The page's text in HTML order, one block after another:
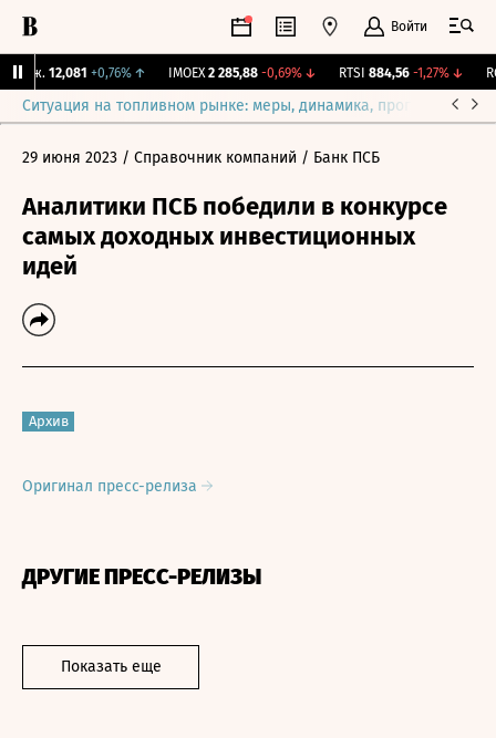
Войти
12,081 +0,76%↑ IMOEX 2 285,88 -0,69%↓ RTSI 884,56 -1,27%↓
Ситуация на топливном рынке: меры, динамика, прогнозы
29 июня 2023 / Справочник компаний / Банк ПСБ
Аналитики ПСБ победили в конкурсе
самых доходных инвестиционных
идей
Архив
Оригинал пресс-релиза
ДРУГИЕ ПРЕСС-РЕЛИЗЫ
Показать еще